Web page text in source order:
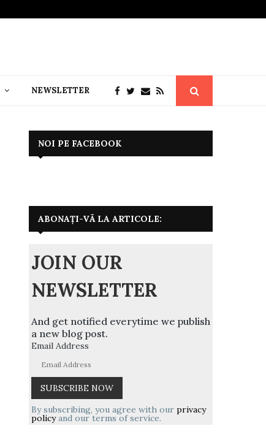
NEWSLETTER
NOI PE FACEBOOK
ABONAȚI-VĂ LA ARTICOLE:
JOIN OUR
NEWSLETTER
And get notified everytime we publish
a new blog post.
Email Address
By subscribing, you agree with our privacy
policyand our terms of service.